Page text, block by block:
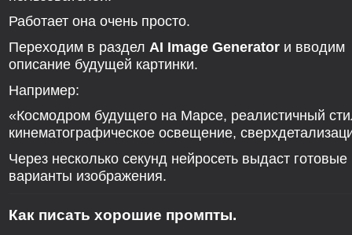
Работает она очень просто.
Переходим в раздел AI Image Generator и вводим
описание будущей картинки.
Например:
«Космодром будущего на Марсе, реалистичный
кинематографическое освещение,
Через несколько секунд нейросеть выдаст готовые
варианты изображения.
Как писать хорошие промпты.